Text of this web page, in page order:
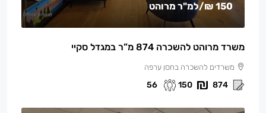
150 ₪ /למ"ר מרוהט
משרד מרוהט להשכרה 874 מ”ר במגדל סקיי
משרדים להשכרה בחסן ערפה
874
150
56